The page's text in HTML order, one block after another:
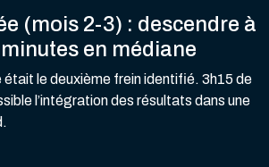
(mois 2-3) : descendre à
en médiane
était le deuxième frein identifié. 3h15 de
l’intégration des résultats dans une